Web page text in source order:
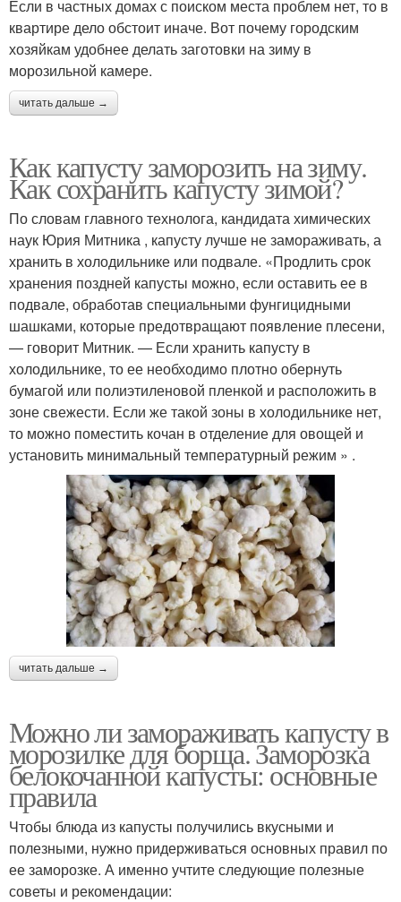
Если в частных домах с поиском места проблем нет, то в
квартире дело обстоит иначе. Вот почему городским
хозяйкам удобнее делать заготовки на зиму в
морозильной камере.
читать дальше →
Как капусту заморозить на зиму.
Как сохранить капусту зимой?
По словам главного технолога, кандидата химических
наук Юрия Митника , капусту лучше не замораживать, а
хранить в холодильнике или подвале. «Продлить срок
хранения поздней капусты можно, если оставить ее в
подвале, обработав специальными фунгицидными
шашками, которые предотвращают появление плесени,
— говорит Митник. — Если хранить капусту в
холодильнике, то ее необходимо плотно обернуть
бумагой или полиэтиленовой пленкой и расположить в
зоне свежести. Если же такой зоны в холодильнике нет,
то можно поместить кочан в отделение для овощей и
установить минимальный температурный режим » .
читать дальше →
Можно ли замораживать капусту в
морозилке для борща. Заморозка
белокочанной капусты: основные
правила
Чтобы блюда из капусты получились вкусными и
полезными, нужно придерживаться основных правил по
ее заморозке. А именно учтите следующие полезные
советы и рекомендации: